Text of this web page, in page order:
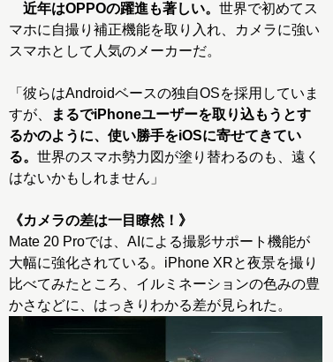
近年はOPPOの躍進も著しい。 世界で初めてス
マホに自撮り補正機能を取り入れ、カメラに強い
スマホとして人気のメーカーだ。
「彼らはAndroidベースの独自OSを採用していま
すが、
まるでiPhoneユーザーを取り込もうとす
るかのように、使い勝手をiOSに寄せてきてい
る。 世界のスマホ勢力図が塗り替わるのも、遠く
はないかもしれません」
《カメラの差は一目瞭然！》
Mate 20 Proでは、AIによる撮影サポート機能が
大幅に強化されている。iPhone XRと夜景を撮り
比べてみたところ、イルミネーションの色みの豊